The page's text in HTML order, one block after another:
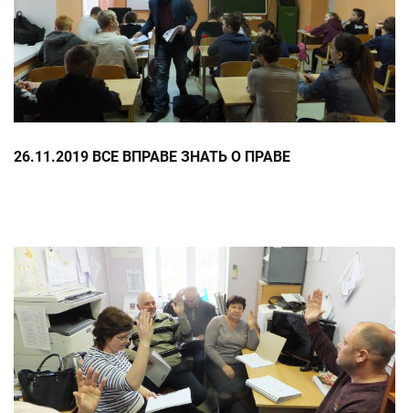
26.11.2019 ВСЕ ВПРАВЕ ЗНАТЬ О ПРАВЕ